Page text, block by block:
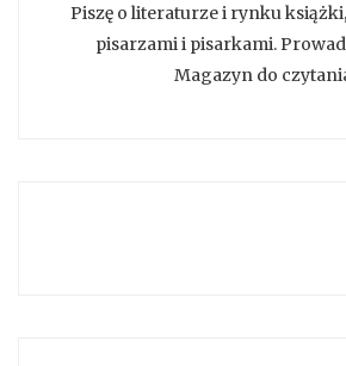
Piszę o literaturze i rynku
pisarzami i pisarkami.
Magazyn do